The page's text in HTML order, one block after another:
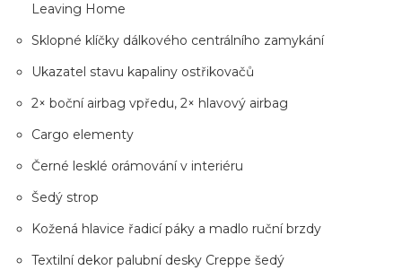
Leaving Home
Sklopné klíčky dálkového centrálního zamykání
Ukazatel stavu kapaliny ostřikovačů
2× boční airbag vpředu, 2× hlavový airbag
Cargo elementy
Černé lesklé orámování v interiéru
Šedý strop
Kožená hlavice řadicí páky a madlo ruční brzdy
Textilní dekor palubní desky Creppe šedý